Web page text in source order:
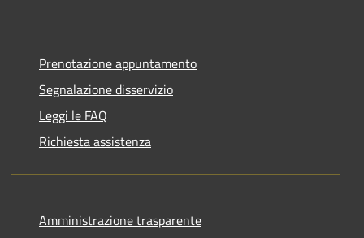
Prenotazione appuntamento
Segnalazione disservizio
Leggi le FAQ
Richiesta assistenza
Amministrazione trasparente